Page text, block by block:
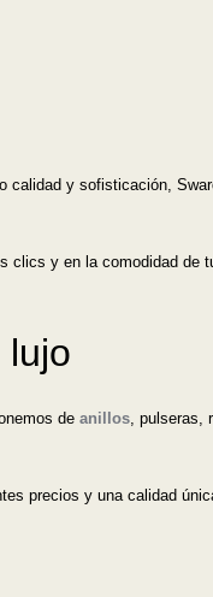
calidad y sofisticación,
y en la comodidad de
lujo
de anillos, pulseras,
precios y una calidad